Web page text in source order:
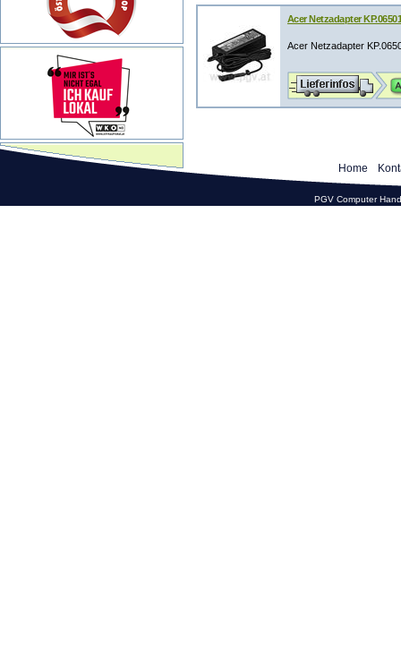
Acer Netzadapter
Acer Netzadapter
Home
PGV Computer